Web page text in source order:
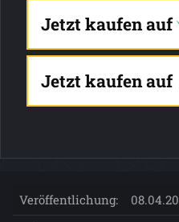
Jetzt kaufen auf
Jetzt kaufen auf
Veröffentlichung: